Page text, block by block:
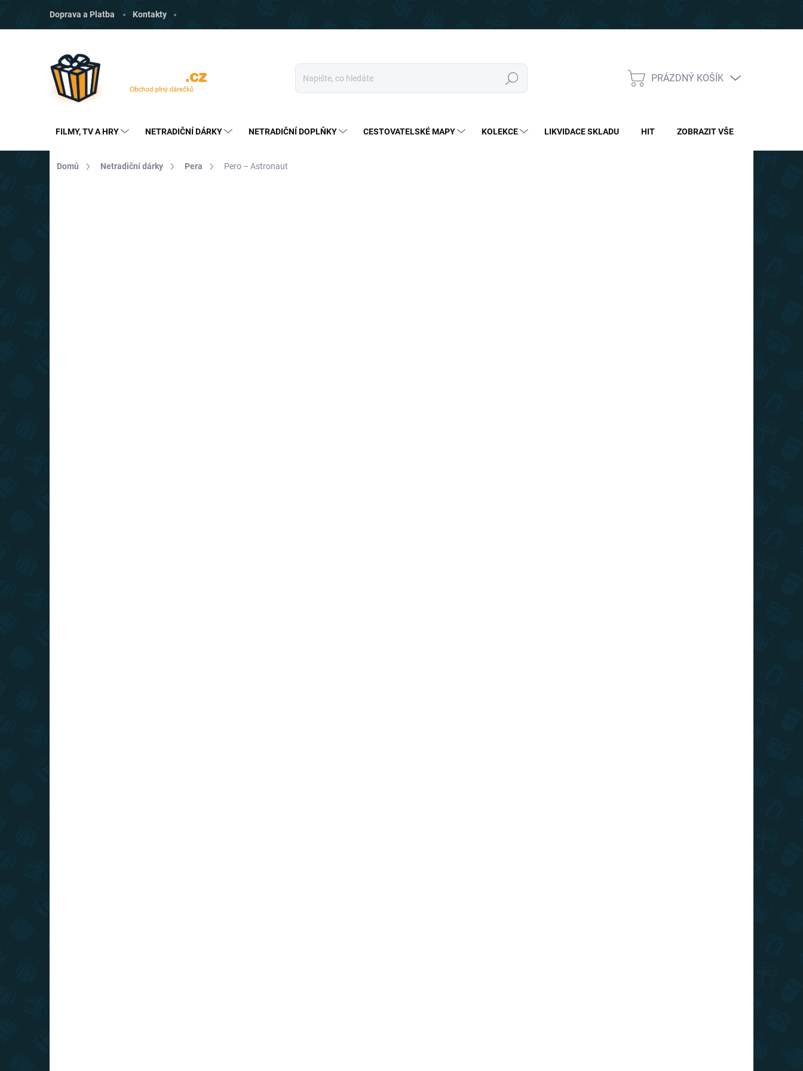
obsah
Doprava a Platba Kontakty
Hledat
NÁKUPNÍ
PRÁZDNÝ KOŠÍK
FILMY, TV A HRY NETRADIČNÍ DÁRKY NETRADIČNÍ DOPLŇKY CESTOVATELSKÉ MAPY KOLEKCE LIKVIDACE SKLADU HIT ZOBRAZIT VŠE
Domů Netradiční dárky Pera Pero – Astronaut